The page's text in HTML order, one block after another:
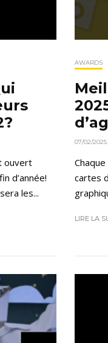
ouvert
d’année!
les...
AWARDS
07/02/2025
cartes
LIRE LA